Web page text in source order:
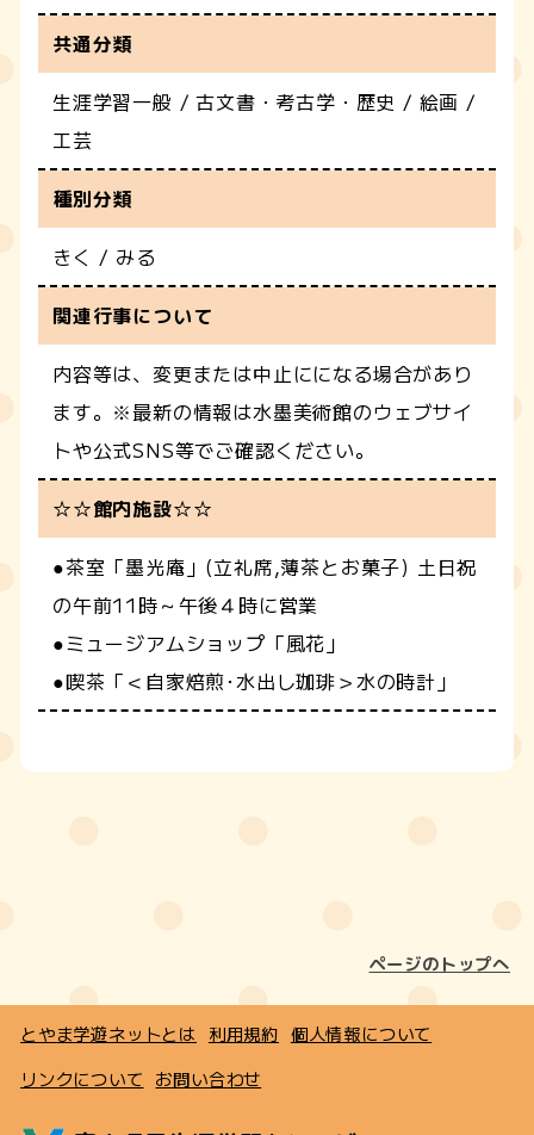
共通分類
生涯学習一般 / 古文書・考古学・歴史 / 絵画 /
工芸
種別分類
きく / みる
関連行事について
内容等は、変更または中止にになる場合があり
ます。※最新の情報は水墨美術館のウェブサイ
トや公式SNS等でご確認ください。
☆☆館内施設☆☆
●茶室「墨光庵」(立礼席,薄茶とお菓子) 土日祝
の午前11時～午後４時に営業
●ミュージアムショップ「風花」
●喫茶「＜自家焙煎･水出し珈琲＞水の時計」
ページのトップへ
とやま学遊ネットとは 利用規約 個人情報について
リンクについて お問い合わせ